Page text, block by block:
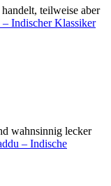
teilweise aber
Indischer Klassiker
wahnsinnig lecker
– Indische